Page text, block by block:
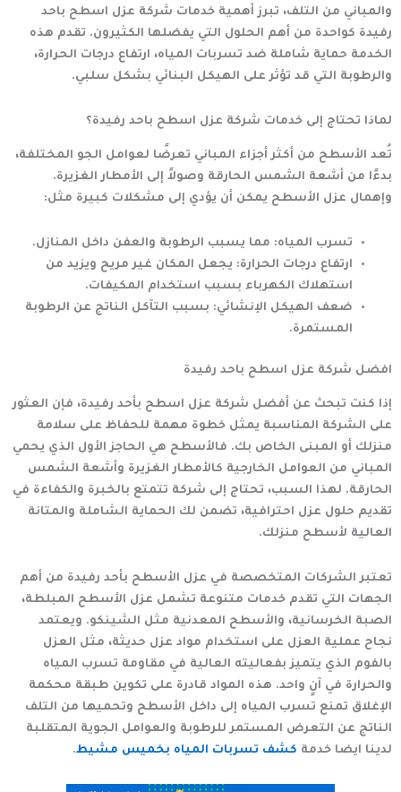
والمباني من التلف، تبرز أهمية خدمات شركة عزل اسطح باحد
رفيدة كواحدة من أهم الحلول التي يفضلها الكثيرون. تقدم هذه
الخدمة حماية شاملة ضد تسربات المياه، ارتفاع درجات الحرارة،
والرطوبة التي قد تؤثر على الهيكل البنائي بشكل سلبي.
لماذا تحتاج إلى خدمات شركة عزل اسطح باحد رفيدة؟
تُعد الأسطح من أكثر أجزاء المباني تعرضًا لعوامل الجو المختلفة،
بدءًا من أشعة الشمس الحارقة وصولاً إلى الأمطار الغزيرة.
وإهمال عزل الأسطح يمكن أن يؤدي إلى مشكلات كبيرة مثل:
تسرب المياه: مما يسبب الرطوبة والعفن داخل المنازل.
ارتفاع درجات الحرارة: يجعل المكان غير مريح ويزيد من
استهلاك الكهرباء بسبب استخدام المكيفات.
ضعف الهيكل الإنشائي: بسبب التآكل الناتج عن الرطوبة
المستمرة.
افضل شركة عزل اسطح باحد رفيدة
إذا كنت تبحث عن أفضل شركة عزل اسطح بأحد رفيدة، فإن العثور
على الشركة المناسبة يمثل خطوة مهمة للحفاظ على سلامة
منزلك أو المبنى الخاص بك. فالأسطح هي الحاجز الأول الذي يحمي
المباني من العوامل الخارجية كالأمطار الغزيرة وأشعة الشمس
الحارقة. لهذا السبب، تحتاج إلى شركة تتمتع بالخبرة والكفاءة في
تقديم حلول عزل احترافية، تضمن لك الحماية الشاملة والمتانة
العالية لأسطح منزلك.
تعتبر الشركات المتخصصة في عزل الأسطح بأحد رفيدة من أهم
الجهات التي تقدم خدمات متنوعة تشمل عزل الأسطح المبلطة،
الصبة الخرسانية، والأسطح المعدنية مثل الشينكو. ويعتمد
نجاح عملية العزل على استخدام مواد عزل حديثة، مثل العزل
بالفوم الذي يتميز بفعاليته العالية في مقاومة تسرب المياه
والحرارة في آنٍ واحد. هذه المواد قادرة على تكوين طبقة محكمة
الإغلاق تمنع تسرب المياه إلى داخل الأسطح وتحميها من التلف
الناتج عن التعرض المستمر للرطوبة والعوامل الجوية المتقلبة
لدينا ايضا خدمة كشف تسربات المياه بخميس مشيط.